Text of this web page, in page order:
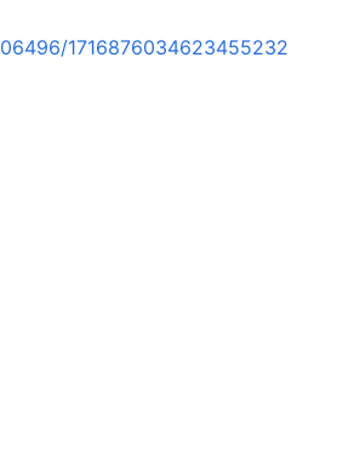
1716876034623455232